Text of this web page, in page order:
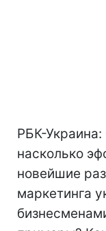
РБК-
насколько
новейшие
маркетинга